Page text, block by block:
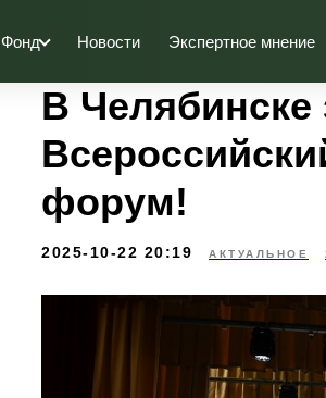
Фонд Новости Экспертное мнение
В Челябинске
форум!
2025-10-22 20:19 АКТУАЛЬНОЕ